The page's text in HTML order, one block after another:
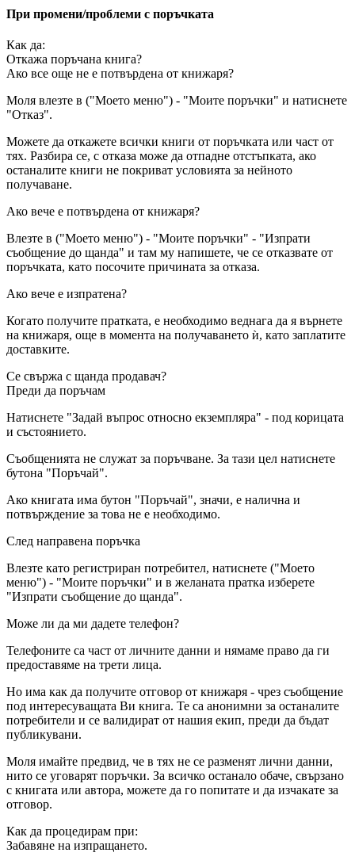
При промени/проблеми с поръчката
Как да:
Откажа поръчана книга?
Ако все още не е потвърдена от книжаря?
Моля влезте в ("Моето меню") - "Моите поръчки" и натиснете
"Отказ".
Можете да откажете всички книги от поръчката или част от
тях. Разбира се, с отказа може да отпадне отстъпката, ако
останалите книги не покриват условията за нейното
получаване.
Ако вече е потвърдена от книжаря?
Влезте в ("Моето меню") - "Моите поръчки" - "Изпрати
съобщение до щанда" и там му напишете, че се отказвате от
поръчката, като посочите причината за отказа.
Ако вече е изпратена?
Когато получите пратката, е необходимо веднага да я върнете
на книжаря, още в момента на получаването ѝ, като заплатите
доставките.
Се свържа с щанда продавач?
Преди да поръчам
Натиснете "Задай въпрос относно екземпляра" - под корицата
и състоянието.
Съобщенията не служат за поръчване. За тази цел натиснете
бутона "Поръчай".
Ако книгата има бутон "Поръчай", значи, е налична и
потвърждение за това не е необходимо.
След направена поръчка
Влезте като регистриран потребител, натиснете ("Моето
меню") - "Моите поръчки" и в желаната пратка изберете
"Изпрати съобщение до щанда".
Може ли да ми дадете телефон?
Телефоните са част от личните данни и нямаме право да ги
предоставяме на трети лица.
Но има как да получите отговор от книжаря - чрез съобщение
под интересуващата Ви книга. Те са анонимни за останалите
потребители и се валидират от нашия екип, преди да бъдат
публикувани.
Моля имайте предвид, че в тях не се разменят лични данни,
нито се уговарят поръчки. За всичко останало обаче, свързано
с книгата или автора, можете да го попитате и да изчакате за
отговор.
Как да процедирам при:
Забавяне на изпращането.